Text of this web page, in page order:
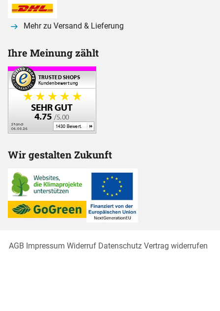
Mehr zu Versand & Lieferung
Ihre Meinung zählt
Wir gestalten Zukunft
AGB Impressum Widerruf Datenschutz Vertrag widerrufen